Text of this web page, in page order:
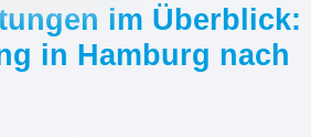
im Überblick:
in Hamburg nach